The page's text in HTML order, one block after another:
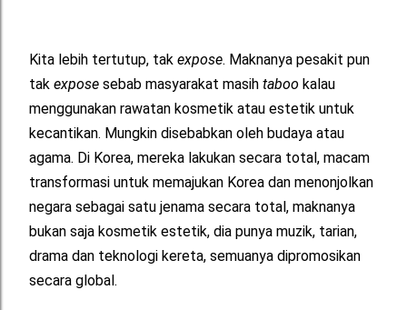
Kita lebih tertutup, tak expose. Maknanya pesakit pun
tak expose sebab masyarakat masih taboo kalau
menggunakan rawatan kosmetik atau estetik untuk
kecantikan. Mungkin disebabkan oleh budaya atau
agama. Di Korea, mereka lakukan secara total, macam
transformasi untuk memajukan Korea dan menonjolkan
negara sebagai satu jenama secara total, maknanya
bukan saja kosmetik estetik, dia punya muzik, tarian,
drama dan teknologi kereta, semuanya dipromosikan
secara global.